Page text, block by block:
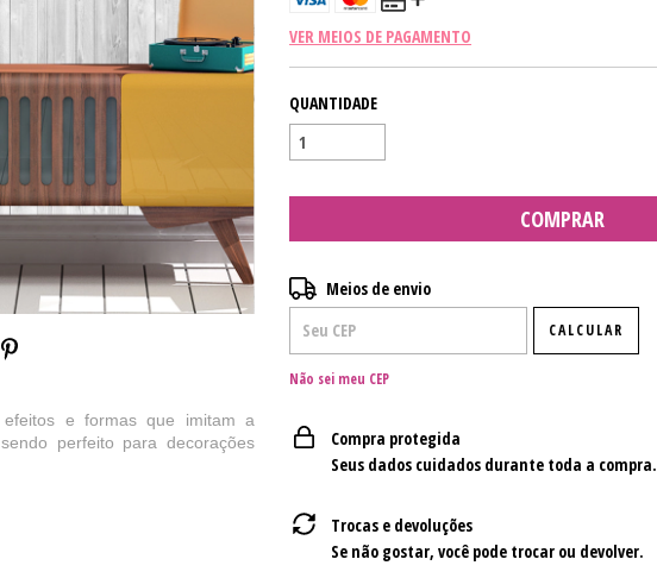
e formas que imitam a
sendo perfeito para decorações
VER MEIOS DE PAGAMENTO
QUANTIDADE
Entregas para o CEP:
Meios de envio
CALCULAR
Não sei meu CEP
Compra protegida
Seus dados cuidados durante toda a compra.
Trocas e devoluções
Se não gostar, você pode trocar ou devolver.